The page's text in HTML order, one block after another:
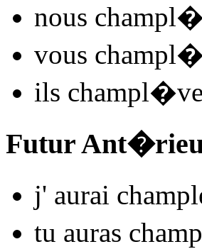
nous champl
vous champl
ils champl�ve
Futur
j' aurai
tu auras